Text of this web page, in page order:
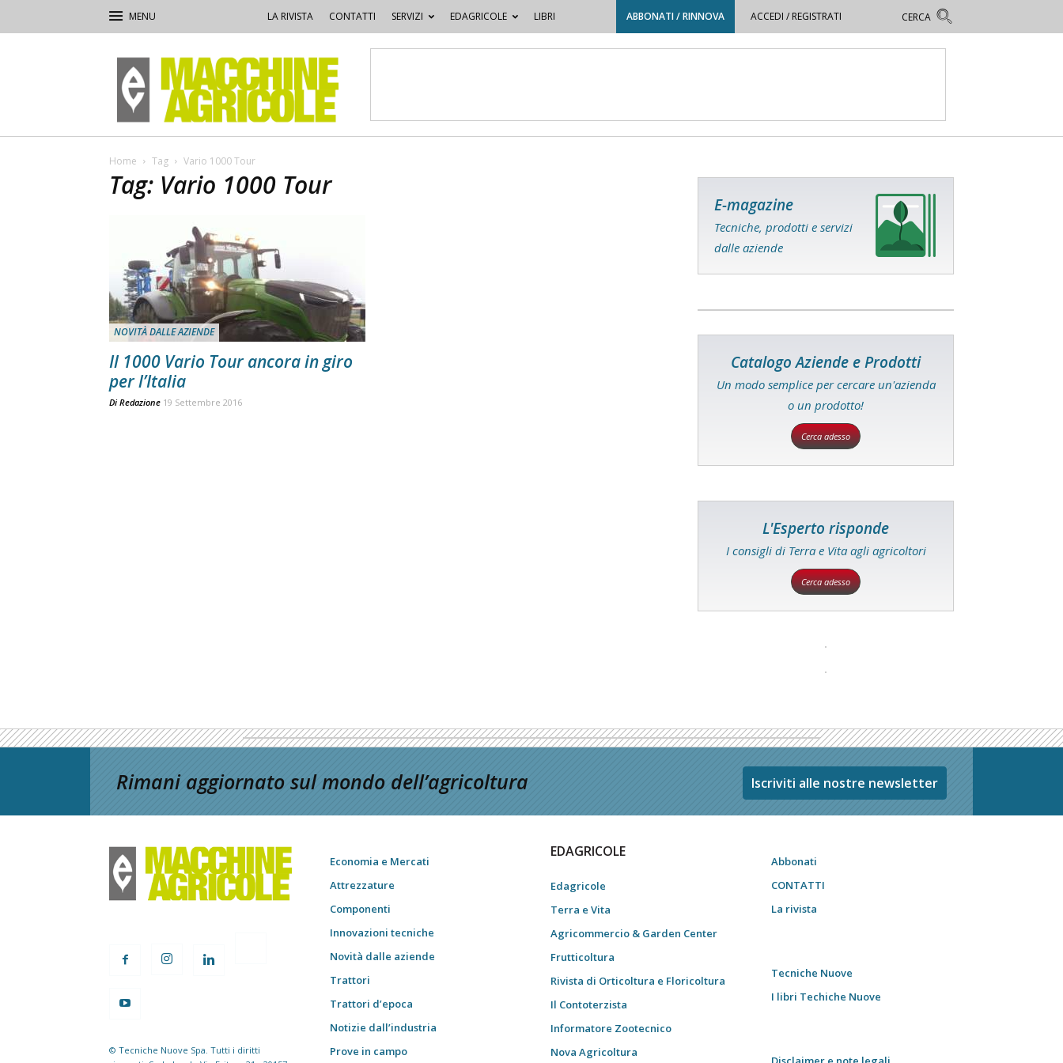
LA RIVISTA CONTATTI SERVIZI EDAGRICOLE LIBRI ABBONATI / RINNOVA ACCEDI / REGISTRATI
Macchine
Agricole
Home Tag Vario 1000 Tour
Tag: Vario 1000 Tour
NOVITÀ DALLE AZIENDE
Il 1000 Vario Tour ancora in giro
per l’Italia
Di Redazione 19 Settembre 2016
E-magazine
Tecniche, prodotti e servizi
dalle aziende
Catalogo Aziende e Prodotti
Un modo semplice per cercare un'azienda
o un prodotto!
Cerca adesso
L'Esperto risponde
I consigli di Terra e Vita agli agricoltori
Cerca adesso
Rimani aggiornato sul mondo dell’agricoltura Iscriviti alle nostre newsletter
© Tecniche Nuove Spa. Tutti i diritti
Economia e Mercati
Attrezzature
Componenti
Innovazioni tecniche
Novità dalle aziende
Trattori
Trattori d’epoca
Notizie dall’industria
Prove in campo
EDAGRICOLE
Edagricole
Terra e Vita
Agricommercio & Garden Center
Frutticoltura
Rivista di Orticoltura e Floricoltura
Il Contoterzista
Informatore Zootecnico
Nova Agricoltura
Abbonati
CONTATTI
La rivista
Tecniche Nuove
I libri Techiche Nuove